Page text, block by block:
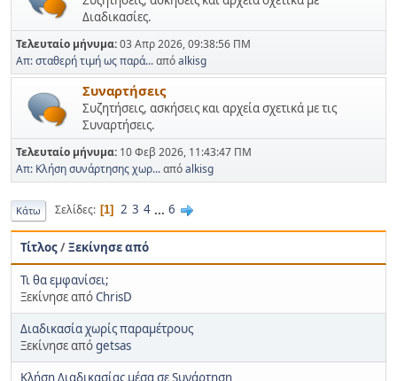
Διαδικασίες.
Τελευταίο μήνυμα:03 Απρ 2026, 09:38:56 ΠΜ
Απ: σταθερή τιμή ως παρά...απόalkisg
Συναρτήσεις
Συζητήσεις, ασκήσεις και αρχεία σχετικά με τις
Συναρτήσεις.
Τελευταίο μήνυμα: 10 Φεβ 2026, 11:43:47 ΠΜ
Απ: Κλήση συνάρτησης χωρ...απόalkisg
Κάτω Σελίδες 1 2 3 4 ... 6
Τίτλος/Ξεκίνησε από
Τι θα εμφανίσει;
Ξεκίνησε απόChrisD
Διαδικασία χωρίς παραμέτρους
Ξεκίνησε απόgetsas
Κλήση Διαδικασίας μέσα σε Sυνάρτηση